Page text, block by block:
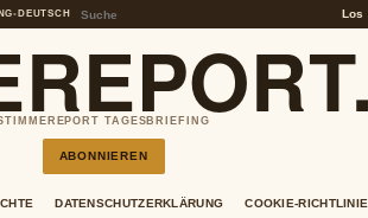
• DEUTSCH Los
TAGESBRIEFING
ABONNIEREN
DATENSCHUTZERKLÄRUNG COOKIE-RICHTLINIE